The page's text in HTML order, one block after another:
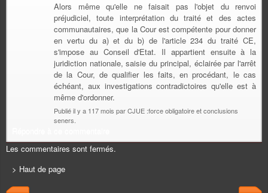
Alors même qu'elle ne faisait pas l'objet du renvoi
préjudiciel, toute interprétation du traité et des actes
communautaires, que la Cour est compétente pour donner
en vertu du a) et du b) de l'article 234 du traité CE,
s'impose au Conseil d'Etat. Il appartient ensuite à la
juridiction nationale, saisie du principal, éclairée par l'arrêt
de la Cour, de qualifier les faits, en procédant, le cas
échéant, aux investigations contradictoires qu'elle est à
même d'ordonner.
Publié il y a 117 mois par CJUE :force obligatoire et conclusions
seners.
Les commentaires sont fermés.
> Haut de page